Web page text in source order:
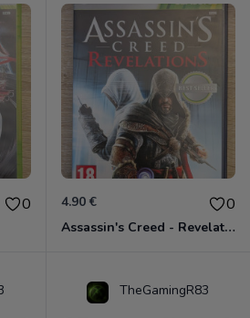
0 4.90 € 0
Assassin's Creed - Revelations - Classics Edition Xbox 360
TheGamingR83